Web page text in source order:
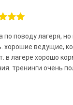
поводу лагеря,
хорошие ведущие,
в лагере хорошо
тренинги очень